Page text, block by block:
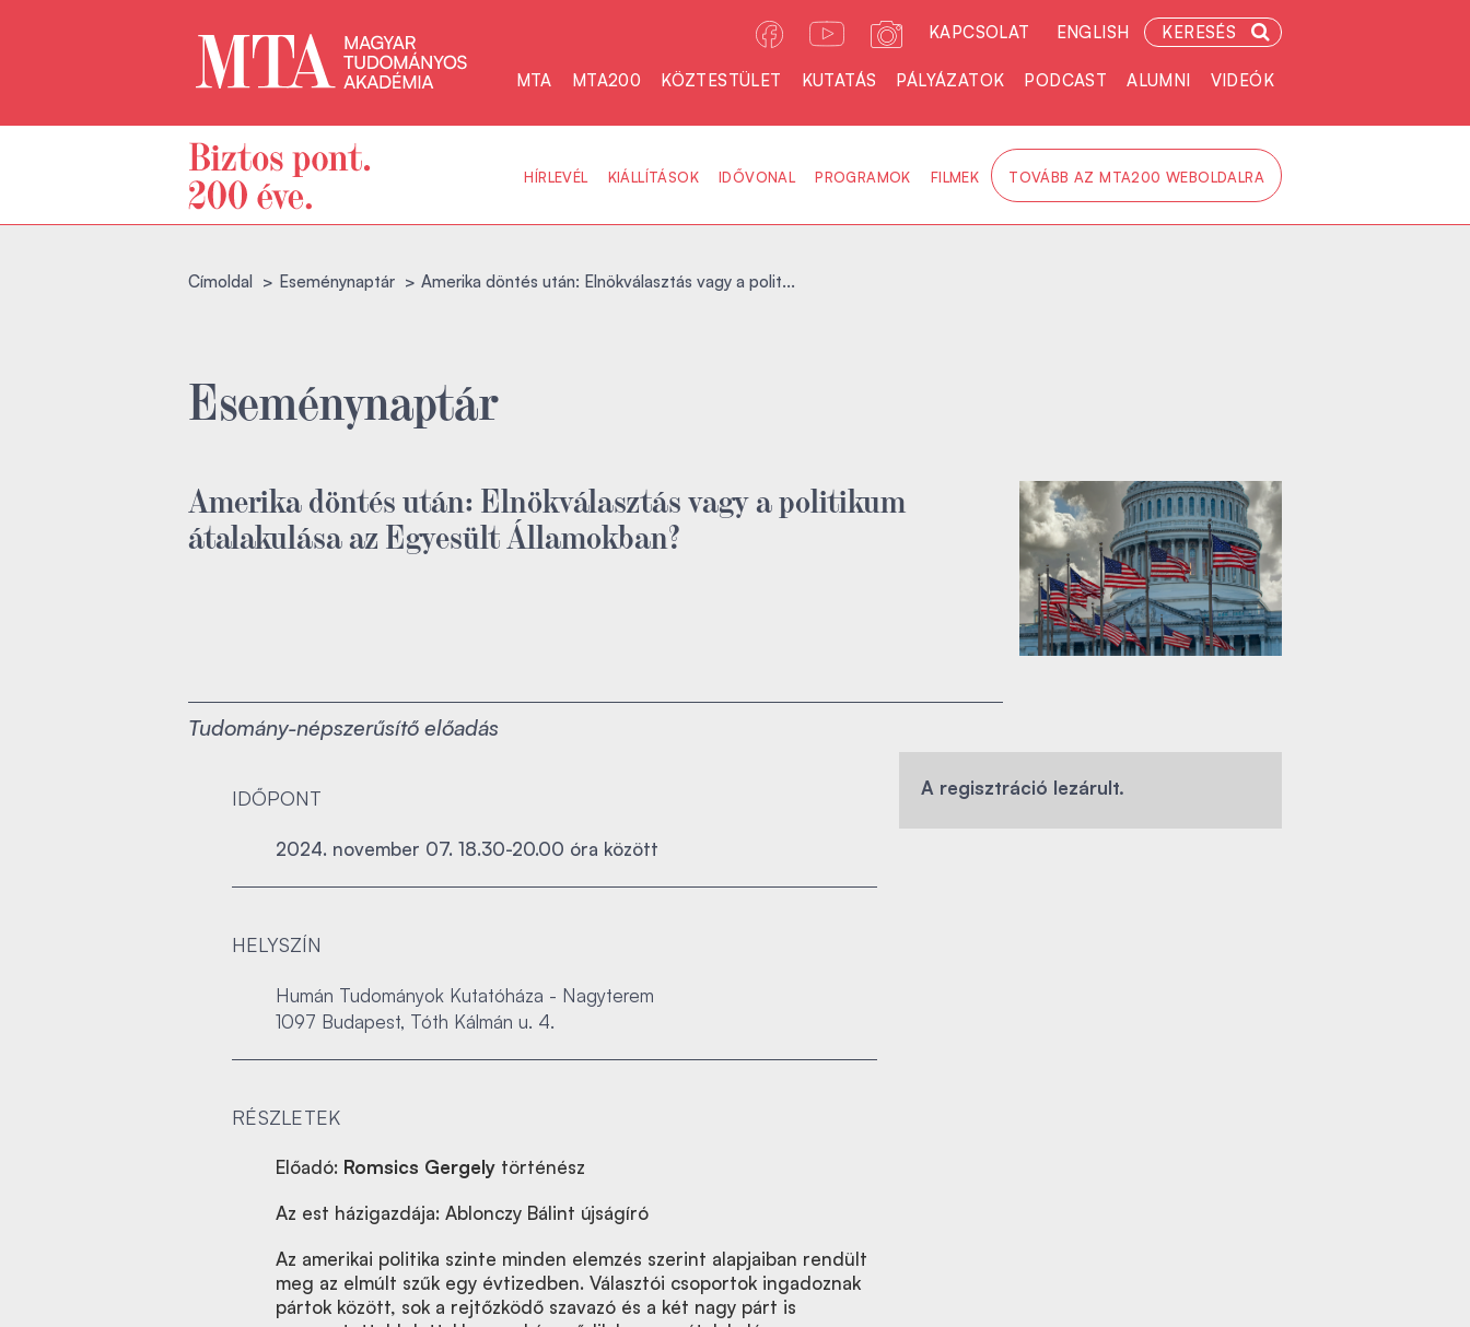
KAPCSOLAT ENGLISH KERESÉS
MTA MTA200 KÖZTESTÜLET KUTATÁS PÁLYÁZATOK PODCAST ALUMNI VIDEÓK
HÍRLEVÉL KIÁLLÍTÁSOK IDŐVONAL PROGRAMOK FILMEK TOVÁBB AZ MTA200 WEBOLDALRA
Címoldal Eseménynaptár Amerika döntés után: Elnökválasztás vagy a polit...
Eseménynaptár
Amerika döntés után: Elnökválasztás vagy a politikum
átalakulása az Egyesült Államokban?
Tudomány-népszerűsítő előadás
A regisztráció lezárult.
IDŐPONT
2024. november 07. 18.30-20.00 óra között
HELYSZÍN
Humán Tudományok Kutatóháza - Nagyterem
1097 Budapest, Tóth Kálmán u. 4.
RÉSZLETEK
Előadó: Romsics Gergely történész
Az est házigazdája: Ablonczy Bálint újságíró
Az amerikai politika szinte minden elemzés szerint alapjaiban rendült
meg az elmúlt szűk egy évtizedben. Választói csoportok ingadoznak
pártok között, sok a rejtőzködő szavazó és a két nagy párt is